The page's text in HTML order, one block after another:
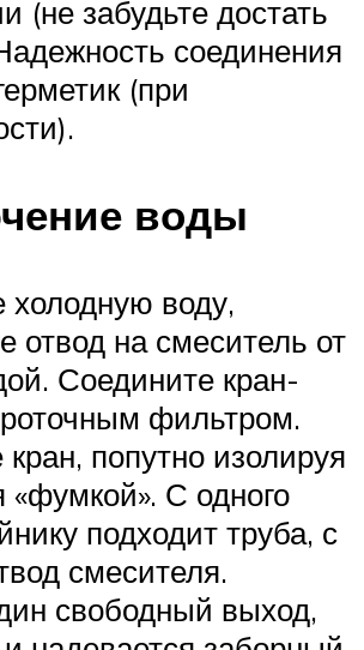
(не забудьте достать
соединения
(при
воды
холодную воду,
отвод на смеситель от
Соедините кран-
фильтром.
попутно изолируя
«фумкой». С одного
подходит труба, с
смесителя.
свободный выход,